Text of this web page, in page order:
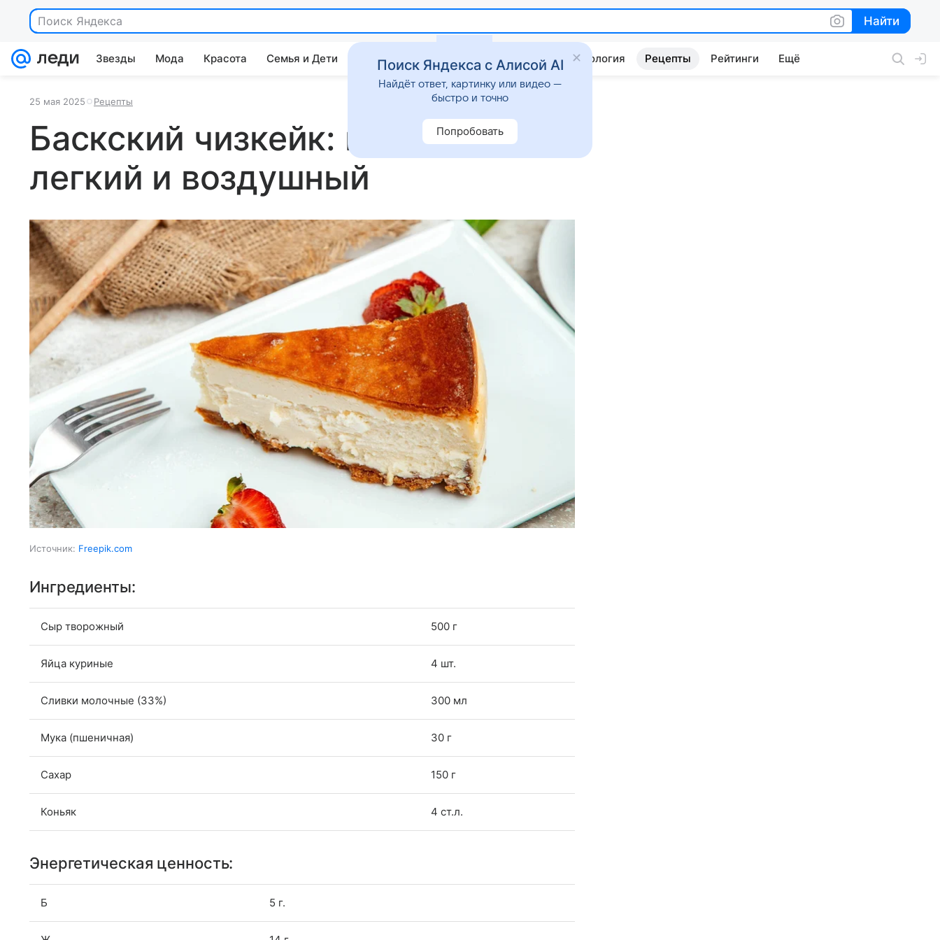
Поиск Яндекса Найти
Найти
Звезды Мода Красота Семья и Дети Дом Гороскопы Стиль жизни Психология Рецепты Рейтинги Ещё
25 мая 2025 Рецепты
Баскский чизкейк: нежный,
легкий и воздушный
Источник: Freepik.com
Ингредиенты:
Сыр творожный 500 г
Яйца куриные 4 шт.
Сливки молочные (33%) 300 мл
Мука (пшеничная) 30 г
Сахар 150 г
Коньяк 4 ст.л.
Энергетическая ценность:
Б 5 г.
Поиск Яндекса с Алисой AI
Найдёт ответ, картинку или видео —
быстро и точно
Попробовать